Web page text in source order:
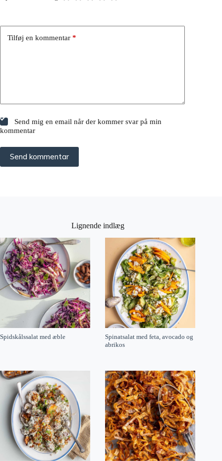
Tilføj en kommentar *
Send mig en email når der kommer svar på min
kommentar
Send kommentar
Lignende indlæg
Spidskålssalat med æble
Spinatsalat med feta, avocado og
abrikos